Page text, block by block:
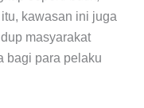
kawasan ini juga
masyarakat
bagi para pelaku